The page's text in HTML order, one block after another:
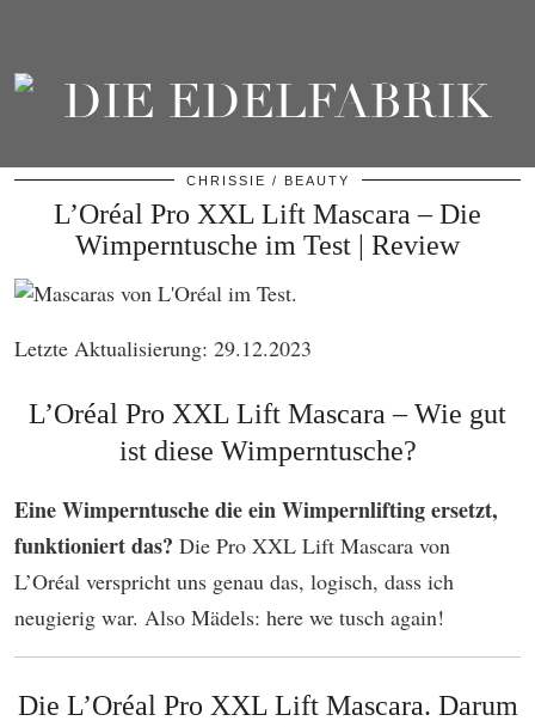
CHRISSIE BEAUTY
L’Oréal Pro XXL Lift Mascara – Die
Wimperntusche im Test | Review
Letzte Aktualisierung: 29.12.2023
L’Oréal Pro XXL Lift Mascara – Wie gut
ist diese Wimperntusche?
Eine Wimperntusche die ein Wimpernlifting ersetzt,
funktioniert das? Die Pro XXL Lift Mascara von
L’Oréal verspricht uns genau das, logisch, dass ich
neugierig war. Also Mädels: here we tusch again!
Die L’Oréal Pro XXL Lift Mascara. Darum